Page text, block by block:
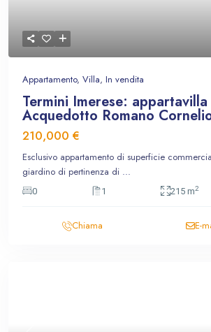
Appartamento, Villa, In vendita
Termini Imerese: appartavilla
Acquedotto Romano
210,000 €
Esclusivo appartamento di superficie
giardino di pertinenza di ...
0 1 215 m2
Chiama E-